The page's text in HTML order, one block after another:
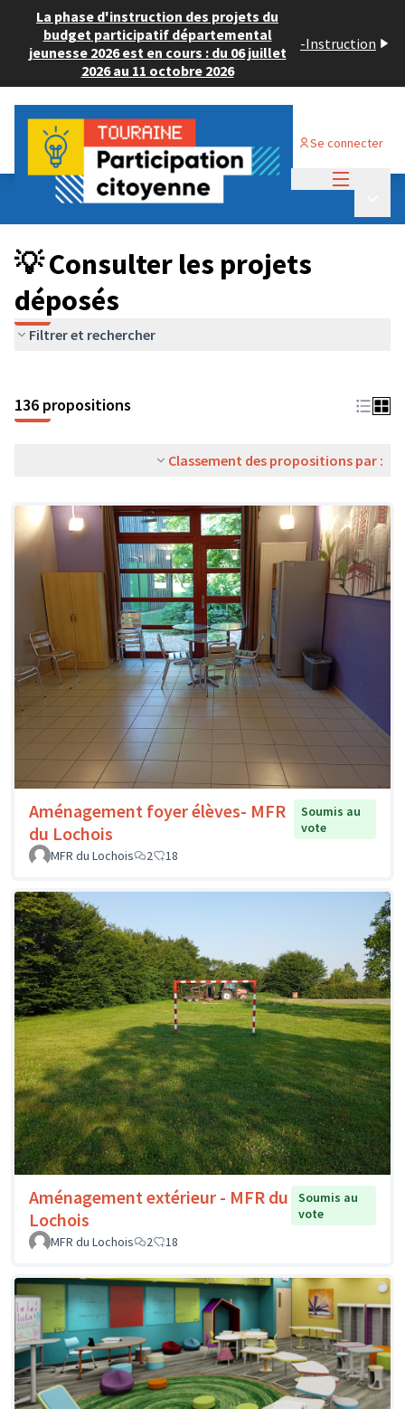
La phase d'instruction des projets du
budget participatif départemental
jeunesse 2026 est en cours : du 06 juillet
2026 au 11 octobre 2026
-Instruction
Se connecter
Budget Participatif JEUNESSE 2024
💡 Consulter les projets déposés
💡 Consulter les projets
déposés
Filtrer et rechercher
136 propositions
Classement des propositions par :
Aménagement foyer élèves- MFR
du Lochois
Soumis au
vote
MFR du Lochois
2 18
Aménagement extérieur - MFR du
Lochois
Soumis au
vote
MFR du Lochois
2 18